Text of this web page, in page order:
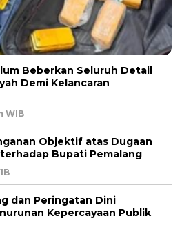
Beberkan Seluruh Detail
Demi Kelancaran
WIB
Objektif atas Dugaan
Bupati Pemalang
dan Peringatan Dini
Kepercayaan Publik